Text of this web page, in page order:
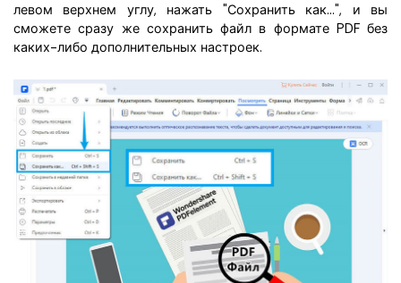
левом верхнем углу, нажать "Сохранить как...", и вы
сможете сразу же сохранить файл в формате PDF без
каких-либо дополнительных настроек.